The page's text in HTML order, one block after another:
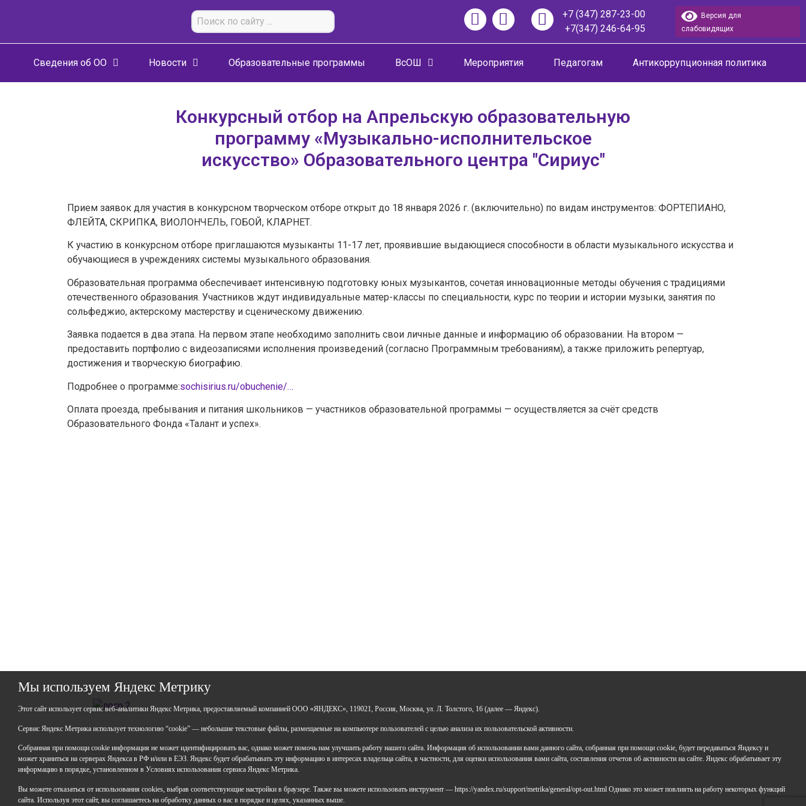
+7 (347) 287-23-00
+7(347) 246-64-95
Версия для
слабовидящих
Сведения об ОО Новости Образовательные программы ВсОШ Мероприятия Педагогам Антикоррупционная политика
Конкурсный отбор на Апрельскую образовательную
программу «Музыкально-исполнительское
искусство» Образовательного центра "Сириус"
Прием заявок для участия в конкурсном творческом отборе открыт до 18 января 2026 г. (включительно) по видам инструментов: ФОРТЕПИАНО,
ФЛЕЙТА, СКРИПКА, ВИОЛОНЧЕЛЬ, ГОБОЙ, КЛАРНЕТ.
К участию в конкурсном отборе приглашаются музыканты 11-17 лет, проявившие выдающиеся способности в области музыкального искусства и
обучающиеся в учреждениях системы музыкального образования.
Образовательная программа обеспечивает интенсивную подготовку юных музыкантов, сочетая инновационные методы обучения с традициями
отечественного образования. Участников ждут индивидуальные матер-классы по специальности, курс по теории и истории музыки, занятия по
сольфеджио, актерскому мастерству и сценическому движению.
Заявка подается в два этапа. На первом этапе необходимо заполнить свои личные данные и информацию об образовании. На втором —
предоставить портфолио с видеозаписями исполнения произведений (согласно Программным требованиям), а также приложить репертуар,
достижения и творческую биографию.
Подробнее о программе:sochisirius.ru/obuchenie/…
Оплата проезда, пребывания и питания школьников — участников образовательной программы — осуществляется за счёт средств
Образовательного Фонда «Талант и успех».
Мы используем Яндекс Метрику
Этот сайт использует сервис веб-аналитики Яндекс Метрика, предоставляемый компанией ООО «ЯНДЕКС», 119021, Россия, Москва, ул. Л. Толстого, 16 (далее — Яндекс).
Сервис Яндекс Метрика использует технологию “cookie” — небольшие текстовые файлы, размещаемые на компьютере пользователей с целью анализа их пользовательской активности.
Собранная при помощи cookie информация не может идентифицировать вас, однако может помочь нам улучшить работу нашего сайта. Информация об использовании вами данного сайта, собранная при помощи cookie, будет передаваться Яндексу и
может храниться на серверах Яндекса в РФ и/или в ЕЭЗ. Яндекс будет обрабатывать эту информацию в интересах владельца сайта, в частности, для оценки использования вами сайта, составления отчетов об активности на сайте. Яндекс обрабатывает эту
информацию в порядке, установленном в Условиях использования сервиса Яндекс Метрика.
Вы можете отказаться от использования cookies, выбрав соответствующие настройки в браузере. Также вы можете использовать инструмент — https://yandex.ru/support/metrika/general/opt-out.html Однако это может повлиять на работу некоторых функций
сайта. Используя этот сайт, вы соглашаетесь на обработку данных о вас в порядке и целях, указанных выше.
ГАОУДО «Центр развития талантов «Аврора»
ОГРН: 119028008662
Республика Башкортостан,
город Уфа, улица Мира, дом 14
Республика Башкортостан,
(ВсОШ)
+7 (347) 287-23-00 - приемная
Задайте нам вопрос
Для заполнения данной формы включите JavaScript в
браузере.
Тема вопроса:*